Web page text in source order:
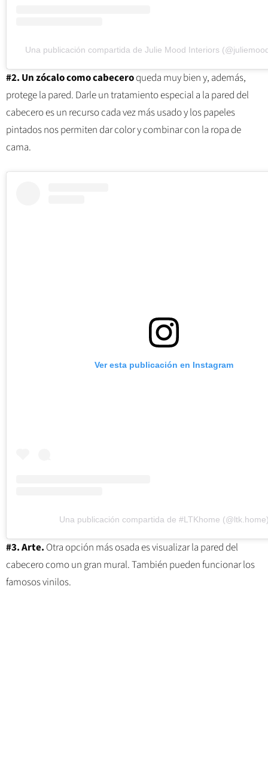
Una publicación compartida de Julie Mood Interiors
#2. Un zócalo como cabeceroqueda muy bien y, además,
protege la pared. Darle un tratamiento especial a la pared del
cabecero es un recurso cada vez más usado y los papeles
pintados nos permiten dar color y combinar con la ropa de
cama.
Ver esta publicación en Instagram
Una publicación compartida de #LTKhome
#3. Arte. Otra opción más osada es visualizar la pared del
cabecero como un gran mural. También pueden funcionar los
famosos vinilos.